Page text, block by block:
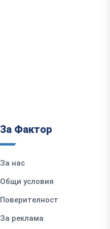
За Фактор
За нас
Общи условия
Поверителност
За реклама